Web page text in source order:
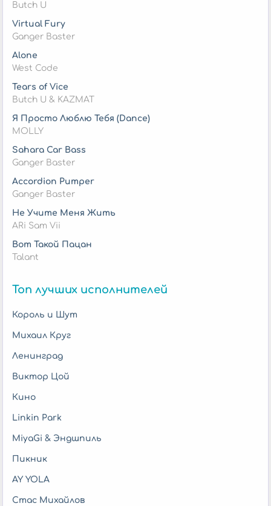
Butch U
Virtual Fury
Ganger Baster
Alone
West Code
Tears of Vice
Butch U & KAZMAT
Я Просто Люблю Тебя (Dance)
MOLLY
Sahara Car Bass
Ganger Baster
Accordion Pumper
Ganger Baster
Не Учите Меня Жить
ARi Sam Vii
Вот Такой Пацан
Talant
Топ лучших исполнителей
Король и Шут
Михаил Круг
Ленинград
Виктор Цой
Кино
Linkin Park
MiyaGi & Эндшпиль
Пикник
AY YOLA
Стас Михайлов